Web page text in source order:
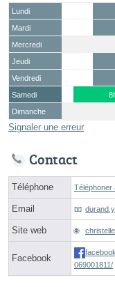
Lundi
Mardi
Mercredi
Jeudi
Vendredi
Samedi
Dimanche
Signaler une erreur
Contact
Téléphone Téléphoner
Email
Site web
Facebook
069001811/